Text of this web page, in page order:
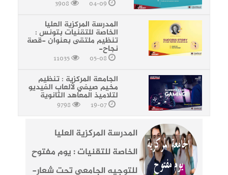
المدرسة المركزية العليا
الخاصة للتقنيات بتونس :
تنظيم ملتقى بعنوان -قصة
نجاح-
الجامعة المركزية : تنظيم
مخيم صيفي لألعاب الفيديو
لتلاميذ المعاهد الثانوية
المدرسة المركزية العليا
الخاصة للتقنيات : يوم مفتوح
للتوجيه الجامعي تحت شعار-